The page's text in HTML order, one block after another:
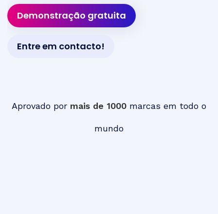
Demonstração gratuita
Entre em contacto!
Aprovado por mais de 1000 marcas em todo o
mundo